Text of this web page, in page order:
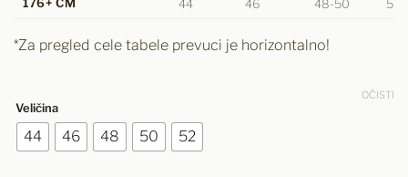
44 46 48-50
*Za pregled cele tabele prevuci je horizontalno!
Veličina
44 46 48 50 52
OČISTI